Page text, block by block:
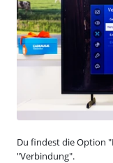
Du findest die Option
"Verbindung".